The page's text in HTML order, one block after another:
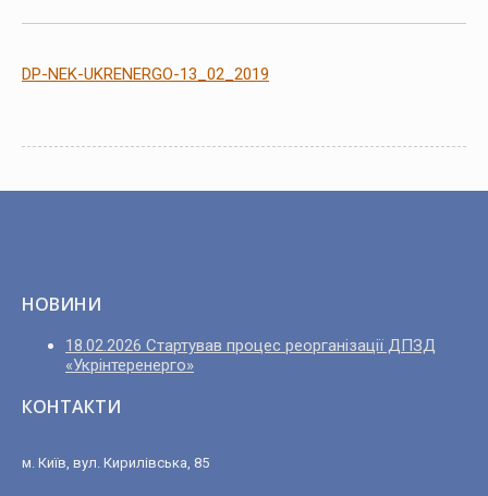
DP-NEK-UKRENERGO-13_02_2019
НОВИНИ
18.02.2026 Стартував процес реорганізації ДПЗД
«Укрінтеренерго»
КОНТАКТИ
м. Київ, вул. Кирилівська, 85